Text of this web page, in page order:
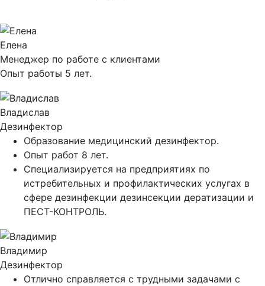
Елена
Менеджер по работе с клиентами
Опыт работы 5 лет.
Владислав
Дезинфектор
Образование медицинский дезинфектор.
Опыт работ 8 лет.
Специализируется на предприятиях по
истребительных и профилактических услугах в
сфере дезинфекции дезинсекции дератизации и
ПЕСТ-КОНТРОЛЬ.
Владимир
Дезинфектор
Отлично справляется с трудными задачами с